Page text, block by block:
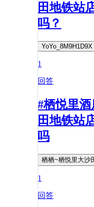
田地铁站
吗？
YoYo_8M9H1D9X
1
回答
#栖悦里
田地铁站
吗
栖栖~栖悦里大沙
1
回答